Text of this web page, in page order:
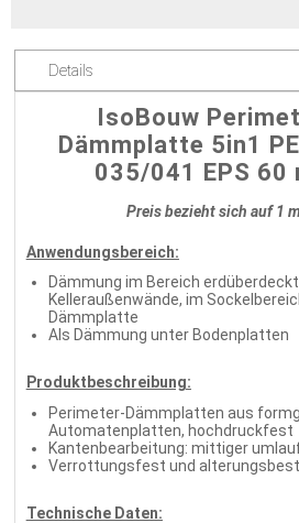
Details
IsoBouw
Dämmplatte 5in1
035/041 EPS 60
Preis bezieht sich auf 1
Anwendungsbereich:
Dämmung im Bereich
Kelleraußenwände, im
Dämmplatte
Als Dämmung unter Bodenplatten
Produktbeschreibung:
Perimeter-Dämmplatten aus
Automatenplatten, hochdruckfest
Kantenbearbeitung: mittiger
Verrottungsfest und
Technische Daten: